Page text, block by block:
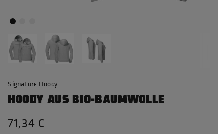
Signature Hoody
HOODY AUS BIO-BAUMWOLLE
71,34 €